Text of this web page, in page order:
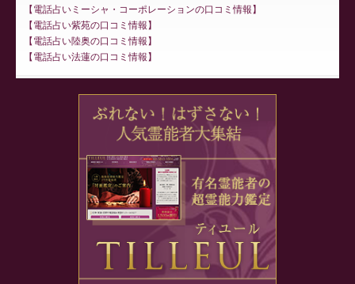
電話占いミーシャ・コーポレーションの口コミ情報
電話占い紫苑の口コミ情報
電話占い陸奥の口コミ情報
電話占い法蓮の口コミ情報